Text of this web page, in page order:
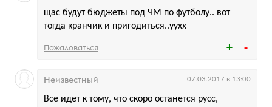
щас будут бюджеты под ЧМ по футболу.. вот
тогда кранчик и пригодиться..уухх
Пожаловаться
Все идет к тому, что скоро останется русс,
Неизвестный 07.03.2017 в 13:00